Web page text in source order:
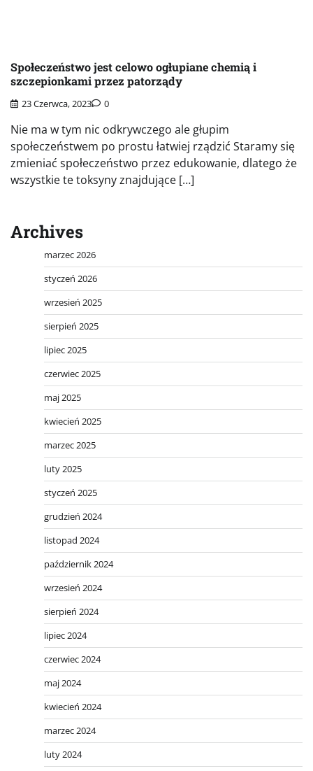
Społeczeństwo jest celowo ogłupiane chemią i
szczepionkami przez patorządy
23 Czerwca, 2023 0
Nie ma w tym nic odkrywczego ale głupim
społeczeństwem po prostu łatwiej rządzić Staramy się
zmieniać społeczeństwo przez edukowanie, dlatego że
wszystkie te toksyny znajdujące […]
Archives
marzec 2026
styczeń 2026
wrzesień 2025
sierpień 2025
lipiec 2025
czerwiec 2025
maj 2025
kwiecień 2025
marzec 2025
luty 2025
styczeń 2025
grudzień 2024
listopad 2024
październik 2024
wrzesień 2024
sierpień 2024
lipiec 2024
czerwiec 2024
maj 2024
kwiecień 2024
marzec 2024
luty 2024